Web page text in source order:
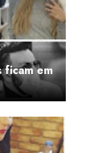
ficam em